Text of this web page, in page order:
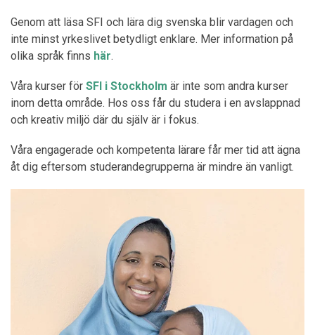
Genom att läsa SFI och lära dig svenska blir vardagen och
inte minst yrkeslivet betydligt enklare. Mer information på
olika språk finns här.
Våra kurser för SFI i Stockholm är inte som andra kurser
inom detta område. Hos oss får du studera i en avslappnad
och kreativ miljö där du själv är i fokus.
Våra engagerade och kompetenta lärare får mer tid att ägna
åt dig eftersom studerandegrupperna är mindre än vanligt.